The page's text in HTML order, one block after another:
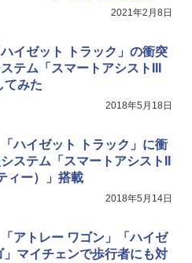
2021年2月8日
イゼット トラック」の衝突
テム「スマートアシストIII
てみた
2018年5月18日
ハイゼット トラック」に衝
ステム「スマートアシストII
ィー）」搭載
2018年5月14日
アトレー ワゴン」「ハイゼ
」マイチェンで歩行者にも対